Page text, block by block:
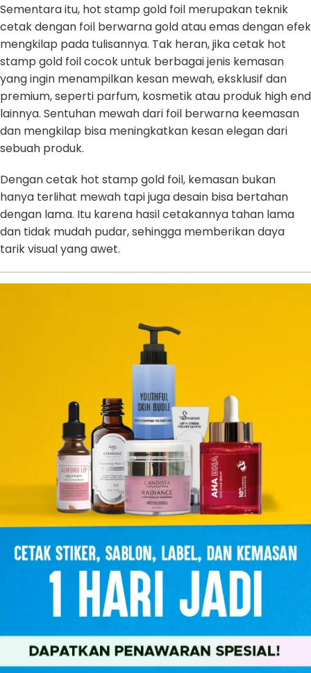
Sementara itu, hot stamp gold foil merupakan teknik
cetak dengan foil berwarna gold atau emas dengan efek
mengkilap pada tulisannya. Tak heran, jika cetak hot
stamp gold foil cocok untuk berbagai jenis kemasan
yang ingin menampilkan kesan mewah, eksklusif dan
premium, seperti parfum, kosmetik atau produk high end
lainnya. Sentuhan mewah dari foil berwarna keemasan
dan mengkilap bisa meningkatkan kesan elegan dari
sebuah produk.
Dengan cetak hot stamp gold foil, kemasan bukan
hanya terlihat mewah tapi juga desain bisa bertahan
dengan lama. Itu karena hasil cetakannya tahan lama
dan tidak mudah pudar, sehingga memberikan daya
tarik visual yang awet.